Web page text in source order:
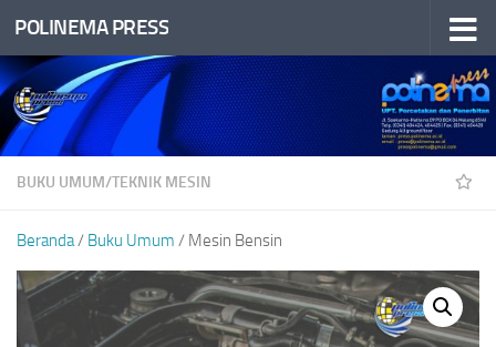
Skip to content
POLINEMA PRESS
BUKU UMUM/TEKNIK MESIN
Beranda/ Buku Umum / Mesin Bensin